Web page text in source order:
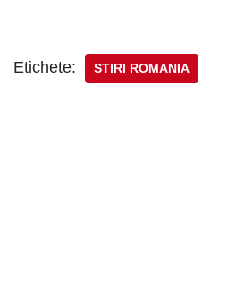
Etichete: STIRI ROMANIA